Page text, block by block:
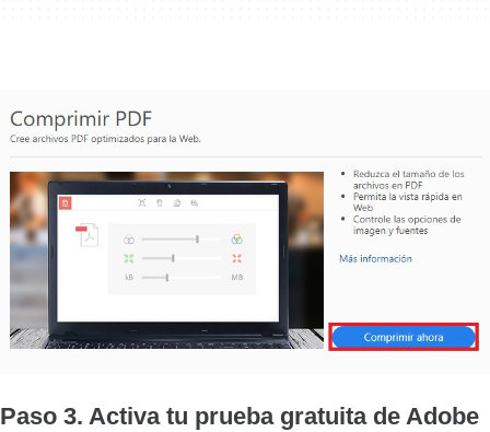
Paso 3. Activa tu prueba gratuita de Adobe